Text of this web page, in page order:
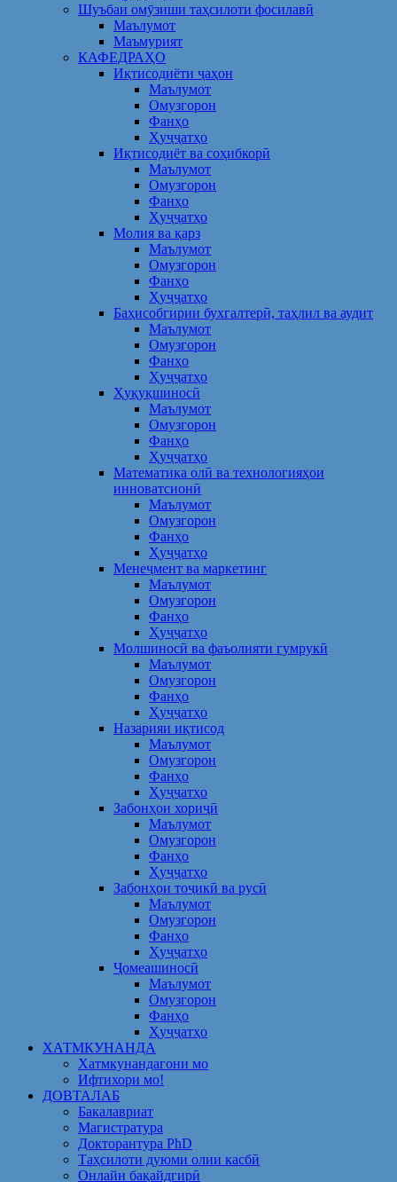
Шуъбаи омӯзиши таҳсилоти фосилавӣ
Маълумот
Маъмурият
КАФЕДРАҲО
Иқтисодиёти ҷаҳон
Маълумот
Омузгорон
Фанҳо
Ҳуҷҷатҳо
Иқтисодиёт ва соҳибкорӣ
Маълумот
Омузгорон
Фанҳо
Ҳуҷҷатҳо
Молия ва қарз
Маълумот
Омузгорон
Фанҳо
Ҳуҷҷатҳо
Баҳисобгирии бухгалтерӣ, таҳлил ва аудит
Маълумот
Омузгорон
Фанҳо
Ҳуҷҷатҳо
Ҳуқуқшиносӣ
Маълумот
Омузгорон
Фанҳо
Ҳуҷҷатҳо
Математика олӣ ва технологияҳои
инноватсионӣ
Маълумот
Омузгорон
Фанҳо
Ҳуҷҷатҳо
Менеҷмент ва маркетинг
Маълумот
Омузгорон
Фанҳо
Ҳуҷҷатҳо
Молшиносӣ ва фаъолияти гумрукӣ
Маълумот
Омузгорон
Фанҳо
Ҳуҷҷатҳо
Назарияи иқтисод
Маълумот
Омузгорон
Фанҳо
Ҳуҷҷатҳо
Забонҳои хориҷӣ
Маълумот
Омузгорон
Фанҳо
Ҳуҷҷатҳо
Забонҳои тоҷикӣ ва русӣ
Маълумот
Омузгорон
Фанҳо
Ҳуҷҷатҳо
Ҷомеашиносӣ
Маълумот
Омузгорон
Фанҳо
Ҳуҷҷатҳо
ХАТМКУНАНДА
Хатмкунандагони мо
Ифтихори мо!
ДОВТАЛАБ
Бакалавриат
Магистратура
Докторантура PhD
Таҳсилоти дуюми олии касбӣ
Онлайн бақайдгирӣ